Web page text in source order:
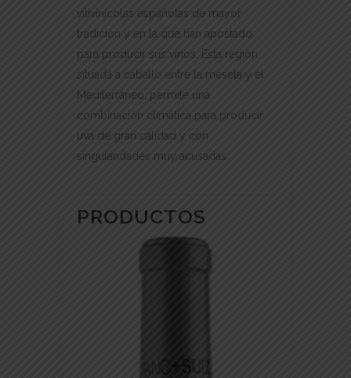
vitivinícolas españolas de mayor
tradición y en la que han apostado
para producir sus vinos. Esta región,
situada a caballo entre la meseta y el
Mediterráneo, permite una
combinación climática para producir
uva de gran calidad y con
singularidades muy acusadas.
PRODUCTOS